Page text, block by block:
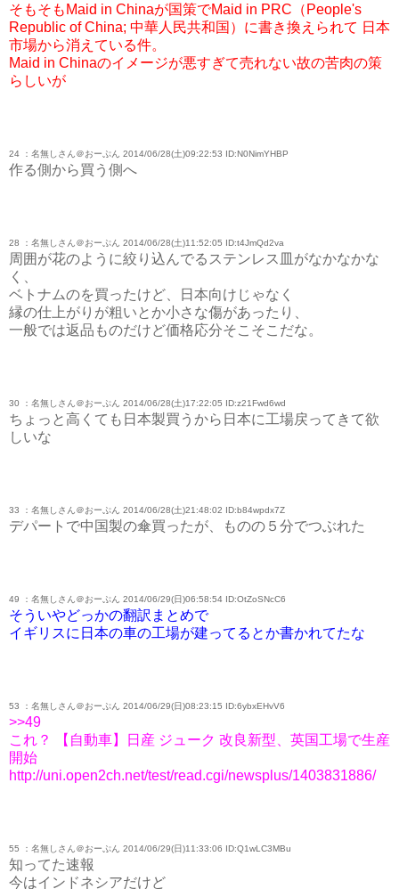
そもそもMaid in Chinaが国策でMaid in PRC（People's
Republic of China; 中華人民共和国）に書き換えられて 日本
市場から消えている件。
Maid in Chinaのイメージが悪すぎて売れない故の苦肉の策
らしいが
24 ：名無しさん＠おーぷん 2014/06/28(土)09:22:53 ID:N0NimYHBP
作る側から買う側へ
28 ：名無しさん＠おーぷん 2014/06/28(土)11:52:05 ID:t4JmQd2va
周囲が花のように絞り込んでるステンレス皿がなかなかな
く、
ベトナムのを買ったけど、日本向けじゃなく
縁の仕上がりが粗いとか小さな傷があったり、
一般では返品ものだけど価格応分そこそこだな。
30 ：名無しさん＠おーぷん 2014/06/28(土)17:22:05 ID:z21Fwd6wd
ちょっと高くても日本製買うから日本に工場戻ってきて欲
しいな
33 ：名無しさん＠おーぷん 2014/06/28(土)21:48:02 ID:b84wpdx7Z
デパートで中国製の傘買ったが、ものの５分でつぶれた
49 ：名無しさん＠おーぷん 2014/06/29(日)06:58:54 ID:OtZoSNcC6
そういやどっかの翻訳まとめで
イギリスに日本の車の工場が建ってるとか書かれてたな
53 ：名無しさん＠おーぷん 2014/06/29(日)08:23:15 ID:6ybxEHvV6
>>49
これ？ 【自動車】日産 ジューク 改良新型、英国工場で生産
開始
http://uni.open2ch.net/test/read.cgi/newsplus/1403831886/
55 ：名無しさん＠おーぷん 2014/06/29(日)11:33:06 ID:Q1wLC3MBu
知ってた速報
今はインドネシアだけど